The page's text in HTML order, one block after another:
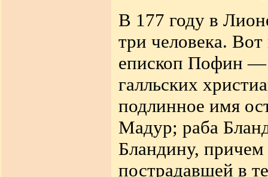
В 177 году в
три человека.
епископ Пофин —
галльских
подлинное имя
Мадур; раба
Бландину,
пострадавшей в